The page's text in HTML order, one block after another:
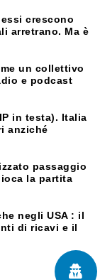
crescono
arretrano. Ma è
un collettivo
e podcast
in testa). Italia
anziché
passaggio
la partita
negli USA : il
di ricavi e il